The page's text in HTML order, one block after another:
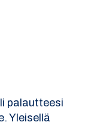
palautteesi
Yleisellä